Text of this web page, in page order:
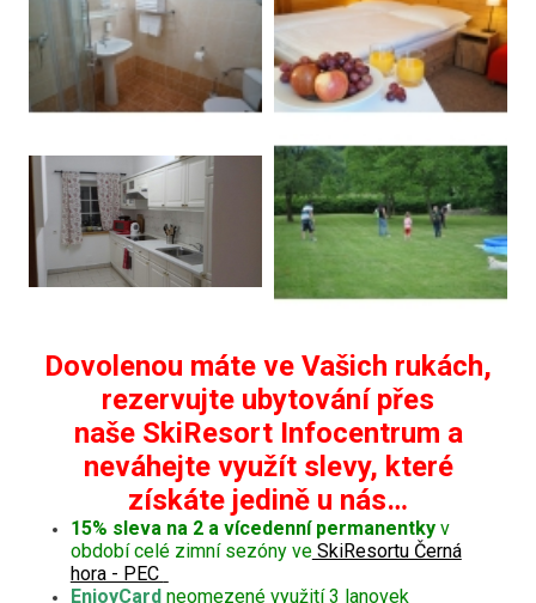
Dovolenou máte ve Vašich rukách,
rezervujte ubytování přes
naše SkiResort Infocentrum a
neváhejte využít slevy, které
získáte jedině u nás…
15% sleva na 2 a vícedenní permanentkyv
období celé zimní sezóny veSkiResortu Černá
hora - PEC
EnjoyCard neomezené využití 3 lanovek